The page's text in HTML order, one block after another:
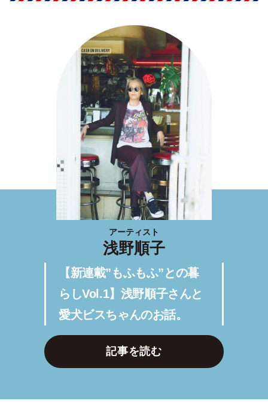
アーティスト
浅野順子
【新連載”もふもふ”との暮
らしVol.1】浅野順子さんと
愛犬ビスちゃんのお話。
記事を読む